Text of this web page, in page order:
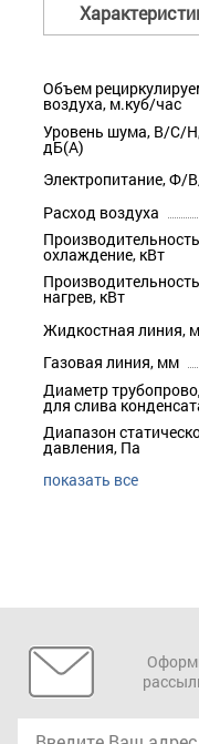
Объем
воздуха, м.куб/час
Уровень шума, В/С/
дБ(А)
Электропитание, Ф/
Расход воздуха
охлаждение, кВт
нагрев, кВт
Жидкостная линия,
Газовая линия, мм
Диаметр
для слива
Диапазон
давления, Па
показать все